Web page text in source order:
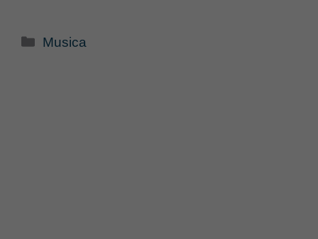
Categorie
Musica